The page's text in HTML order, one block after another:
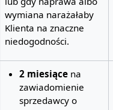
wymiana narażałaby
Klienta na znaczne
niedogodności.
2 miesiące na
zawiadomienie
sprzedawcy o